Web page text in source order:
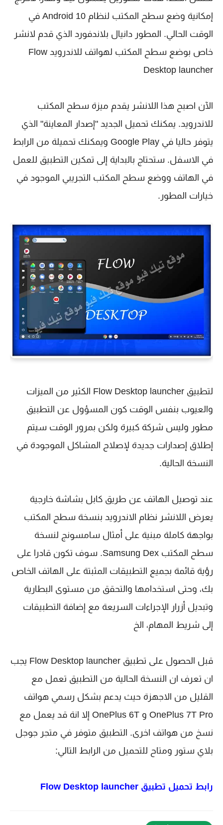
إمكانية وضع سطح المكتب لنظام Android 10 في
الوقت الحالي. المطور دانيال بلاندفورد الذي قدم لانشر
خاص بوضع سطح المكتب لهواتف للاندرويد Flow
Desktop launcher
الآن اصبح هذا اللانشر يقدم ميزة سطح المكتب
للاندرويد. يمكنك تحميل الجديد "إصدار المعاينة" الذي
يتوفر حاليا في Google Play ويمكنك تحميلة من الرابط
في الاسفل. ستحتاج بالبداية إلى تمكين التطبيق للعمل
في الهاتف ووضع سطح المكتب التجريبي الموجود في
خيارات المطور.
لتطبيق Flow Desktop launcher الكثير من الميزات
والعيوب بنفس الوقت كون المسؤول عن التطبيق
مطور وليس شركة كبيرة ولكن بمرور الوقت سيتم
إطلاق إصدارات جديدة لإصلاح المشاكل الموجودة في
النسخة الحالية.
عند توصيل الهاتف عن طريق كابل بشاشة خارجية
يعرض اللانشر نظام الاندرويد بنسخة سطح المكتب
بواجهة كاملة مبنية على أمثال سامسونج لنسخة
سطح المكتب Samsung Dex. سوف تكون قادرا على
رؤية قائمة بجميع التطبيقات المثبتة على الهاتف الخاص
بك، وحتى استخدامها والتحقق من مستوى البطارية
وتبديل أزرار الإجراءات السريعة مع إضافة التطبيقات
إلى شريط المهام، الخ
قبل الحصول على تطبيق Flow Desktop launcher يجب
ان تعرف ان النسخة الحالية من التطبيق تعمل مع
القليل من الاجهزة حيث يدعم بشكل رسمي هواتف
OnePlus 7T Pro و OnePlus 6T إلا انة قد يعمل مع
نسخ من هواتف اخرى. التطبيق متوفر في متجر جوجل
بلاي ستور ومتاح للتحميل من الرابط التالي:
رابط تحميل تطبيق Flow Desktop launcher